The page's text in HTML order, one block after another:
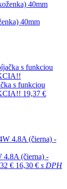
40mm
s funkciou
19,37 €
4.8A (čierna) -
€ 16,30 € s DPH